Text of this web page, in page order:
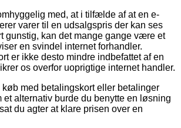
med, at i tilfælde af at en e-
varer til en udsalgspris der kan ses
gunstig, kan det mange gange være et
en svindel internet forhandler.
er ikke desto mindre indbefattet af en
os overfor uoprigtige internet handler.
med betalingskort eller betalinger
et alternativ burde du benytte en løsning
du agter at klare prisen over en